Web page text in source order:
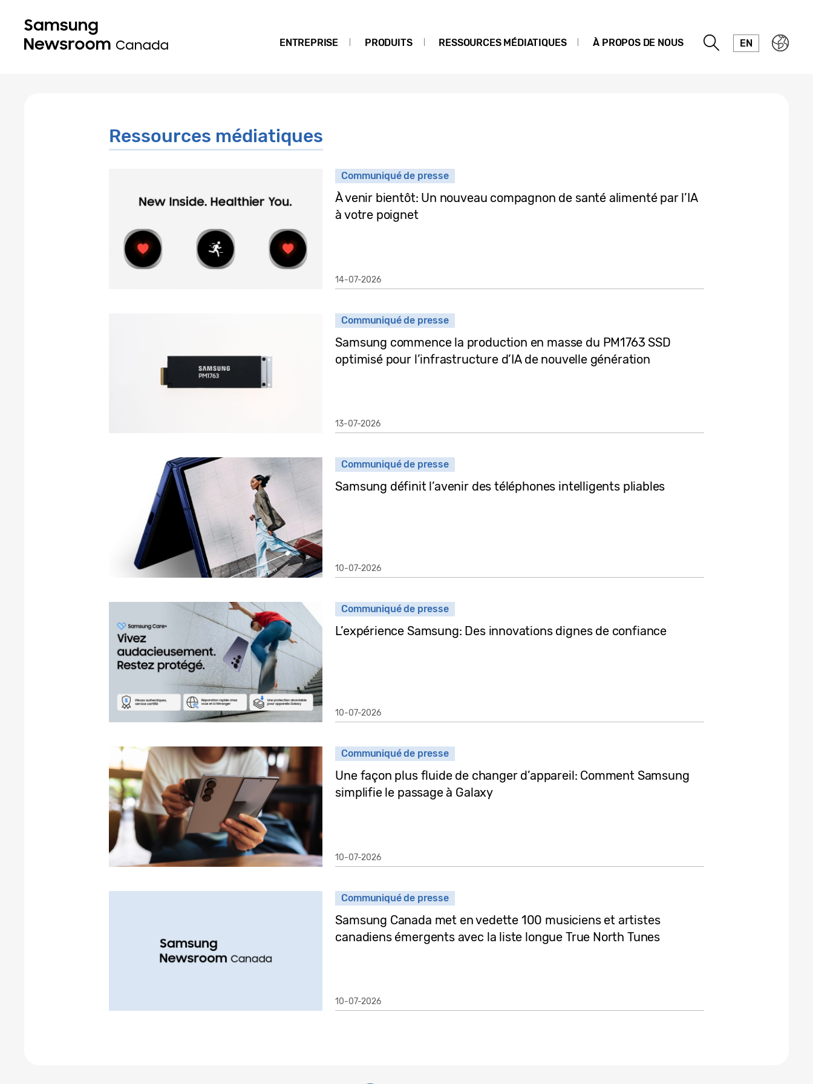
ENTREPRISE PRODUITS RESSOURCES MÉDIATIQUES À PROPOS DE NOUS EN
Ressources médiatiques
Communiqué de presse
À venir bientôt: Un nouveau compagnon de santé alimenté par l’IA
à votre poignet
14-07-2026
Communiqué de presse
Samsung commence la production en masse du PM1763 SSD
optimisé pour l’infrastructure d’IA de nouvelle génération
13-07-2026
Communiqué de presse
Samsung définit l’avenir des téléphones intelligents pliables
10-07-2026
Communiqué de presse
L’expérience Samsung: Des innovations dignes de confiance
10-07-2026
Communiqué de presse
Une façon plus fluide de changer d’appareil: Comment Samsung
simplifie le passage à Galaxy
10-07-2026
Communiqué de presse
Samsung Canada met en vedette 100 musiciens et artistes
canadiens émergents avec la liste longue True North Tunes
10-07-2026